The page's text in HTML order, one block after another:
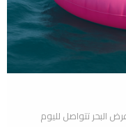
البحر تتواصل لليوم